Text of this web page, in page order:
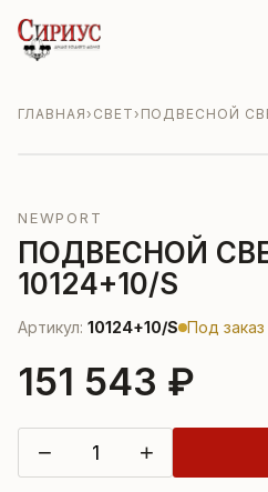
ГЛАВНАЯ› СВЕТ› ПОДВЕСНОЙ
NEWPORT
ПОДВЕСНОЙ
10124+10/S
Артикул: 10124+10/S Под заказ
151 543 ₽
− +